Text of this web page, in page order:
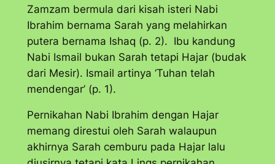
Zamzam bermula dari kisah isteri Nabi
Ibrahim bernama Sarah yang melahirkan
putera bernama Ishaq (p. 2). Ibu kandung
Nabi Ismail bukan Sarah tetapi Hajar (budak
dari Mesir). Ismail artinya ‘Tuhan telah
mendengar’ (p. 1).
Pernikahan Nabi Ibrahim dengan Hajar
memang direstui oleh Sarah walaupun
akhirnya Sarah cemburu pada Hajar lalu